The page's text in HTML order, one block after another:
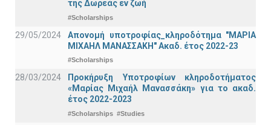
της Δωρεάς εν ζωή
#Scholarships
29/05/2024
Απονομή υποτροφίας_κληροδότημα "ΜΑΡΙΑ
ΜΙΧΑΗΛ ΜΑΝΑΣΣΑΚΗ" Ακαδ. έτος 2022-23
#Scholarships
28/03/2024
Προκήρυξη Υποτροφίων κληροδοτήματος
«Μαρίας Μιχαήλ Μανασσάκη» για το ακαδ.
έτος 2022-2023
#Scholarships #Studies